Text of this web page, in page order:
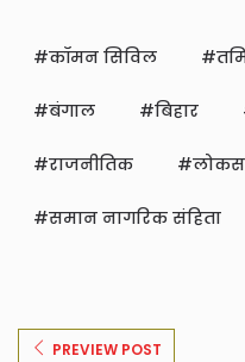
कॉमन सिविल
बंगाल बिहार
राजनीतिक
समान नागरिक संहिता
PREVIEW POST